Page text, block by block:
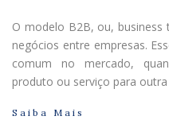
O modelo B2B, ou, business
negócios entre empresas.
comum no mercado,
produto ou serviço para
Saiba Mais